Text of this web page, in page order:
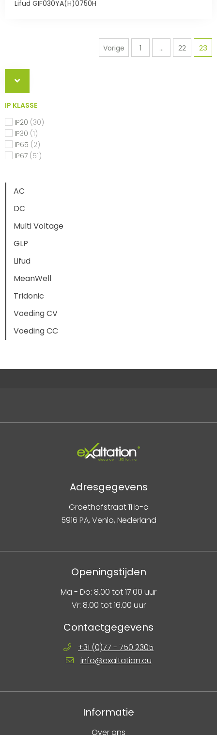
Lifud GIF030YA(H)0750H
Vorige 1 ... 22 23
IP KLASSE
IP20 (30)
IP30 (1)
IP65 (2)
IP67 (51)
AC
DC
Multi Voltage
GLP
Lifud
MeanWell
Tridonic
Voeding CV
Voeding CC
Adresgegevens
Groethofstraat 11 b-c
5916 PA, Venlo, Nederland
Openingstijden
Ma - Do: 8.00 tot 17.00 uur
Vr: 8.00 tot 16.00 uur
Contactgegevens
+31 (0)77 - 750 2305
info@exaltation.eu
Informatie
Over ons